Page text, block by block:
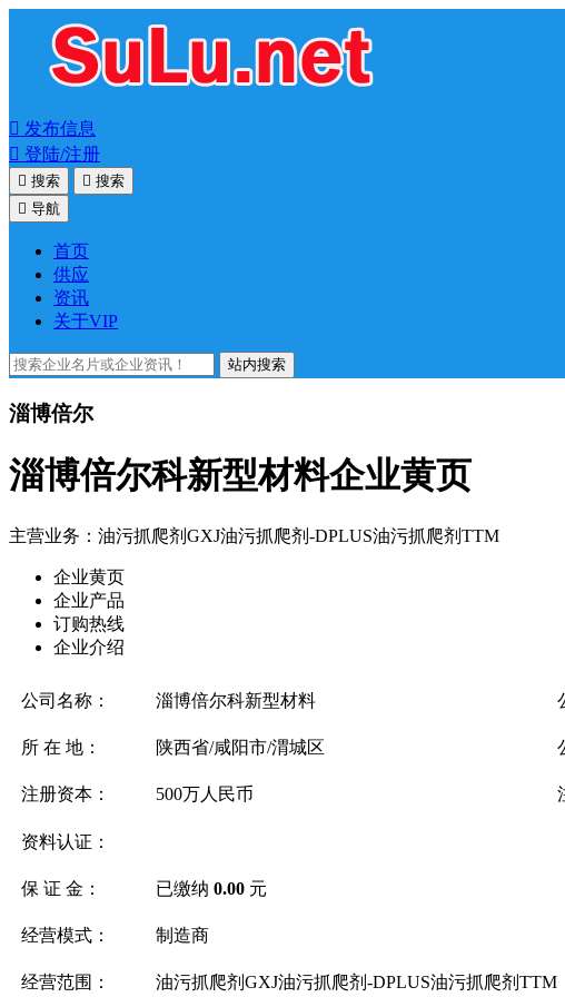
 发布信息
 登陆/注册
 搜索  搜索
 导航
首页
供应
资讯
关于VIP
站内搜索
淄博倍尔
淄博倍尔科新型材料企业黄页
主营业务：油污抓爬剂GXJ油污抓爬剂-DPLUS油污抓爬剂TTM
企业黄页
企业产品
订购热线
企业介绍
公司名称： 淄博倍尔科新型材料
所 在 地： 陕西省/咸阳市/渭城区
注册资本： 500万人民币
资料认证：
保 证 金： 已缴纳 0.00 元
经营模式： 制造商
经营范围： 油污抓爬剂GXJ油污抓爬剂-DPLUS油污抓爬剂TTM